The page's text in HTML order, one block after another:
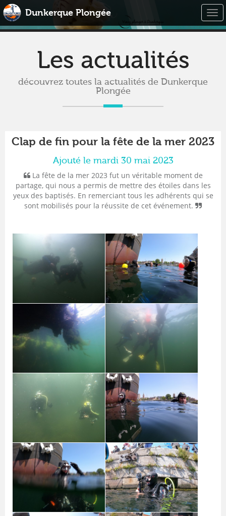
Dunkerque Plongée
Les actualités
découvrez toutes la actualités de Dunkerque
Plongée
Clap de fin pour la fête de la mer 2023
Ajouté le mardi 30 mai 2023
La fête de la mer 2023 fut un véritable moment de
partage, qui nous a permis de mettre des étoiles dans les
yeux des baptisés. En remerciant tous les adhérents qui se
sont mobilisés pour la réussite de cet événement.